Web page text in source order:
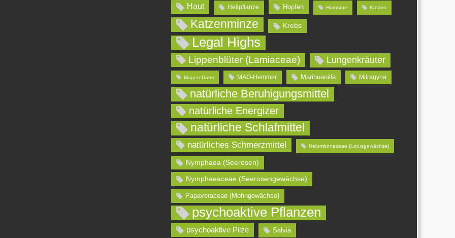
Haut Heilpflanze Hopfen Hormone Katzen
Katzenminze Krebs
Legal Highs
Lippenblüter (Lamiaceae) Lungenkräuter
Magen-Darm MAO-Hemmer Marihuanilla Mitragyna
natürliche Beruhigungsmittel
natürliche Energizer
natürliche Schlafmittel
natürliches Schmerzmittel Nelumbonaceae (Lotusgewächse)
Nymphaea (Seerosen)
Nymphaeaceae (Seerosengewächse)
Papaveraceae (Mohngewächse)
psychoaktive Pflanzen
psychoaktive Pilze Salvia